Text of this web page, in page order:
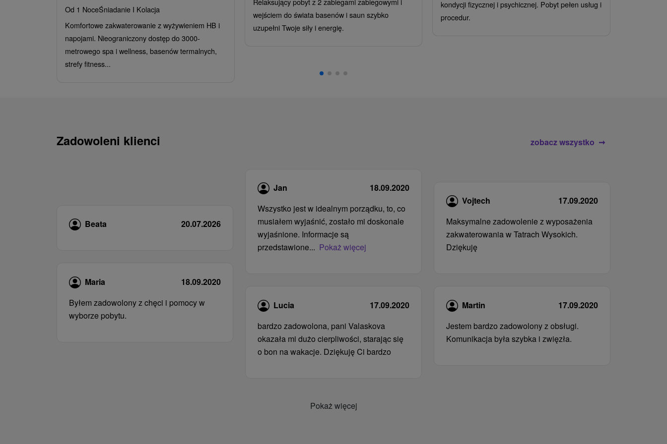
Od 1 NoceŚniadanie I Kolacja
Komfortowe zakwaterowanie z wyżywieniem HB i
napojami. Nieograniczony dostęp do 3000-
metrowego spa i wellness, basenów termalnych,
strefy fitness...
wejściem do świata basenów i saun szybko
uzupełni Twoje siły i energię.
kondycji fizycznej i psychicznej. Pobyt pełen usług i
procedur.
Zadowoleni klienci zobacz wszystko
Beata 20.07.2026
Maria
18.09.2020
Byłem zadowolony z chęci i pomocy w
wyborze pobytu.
Jan
18.09.2020
Wszystko jest w idealnym porządku, to, co
musiałem wyjaśnić, zostało mi doskonale
wyjaśnione. Informacje są
przedstawione... Pokaż więcej
Lucia
17.09.2020
bardzo zadowolona, ​​pani Valaskova
okazała mi dużo cierpliwości, starając się
o bon na wakacje. Dziękuję Ci bardzo
Vojtech
17.09.2020
Maksymalne zadowolenie z wyposażenia
zakwaterowania w Tatrach Wysokich.
Dziękuję
Martin
17.09.2020
Jestem bardzo zadowolony z obsługi.
Komunikacja była szybka i zwięzła.
Pokaż więcej